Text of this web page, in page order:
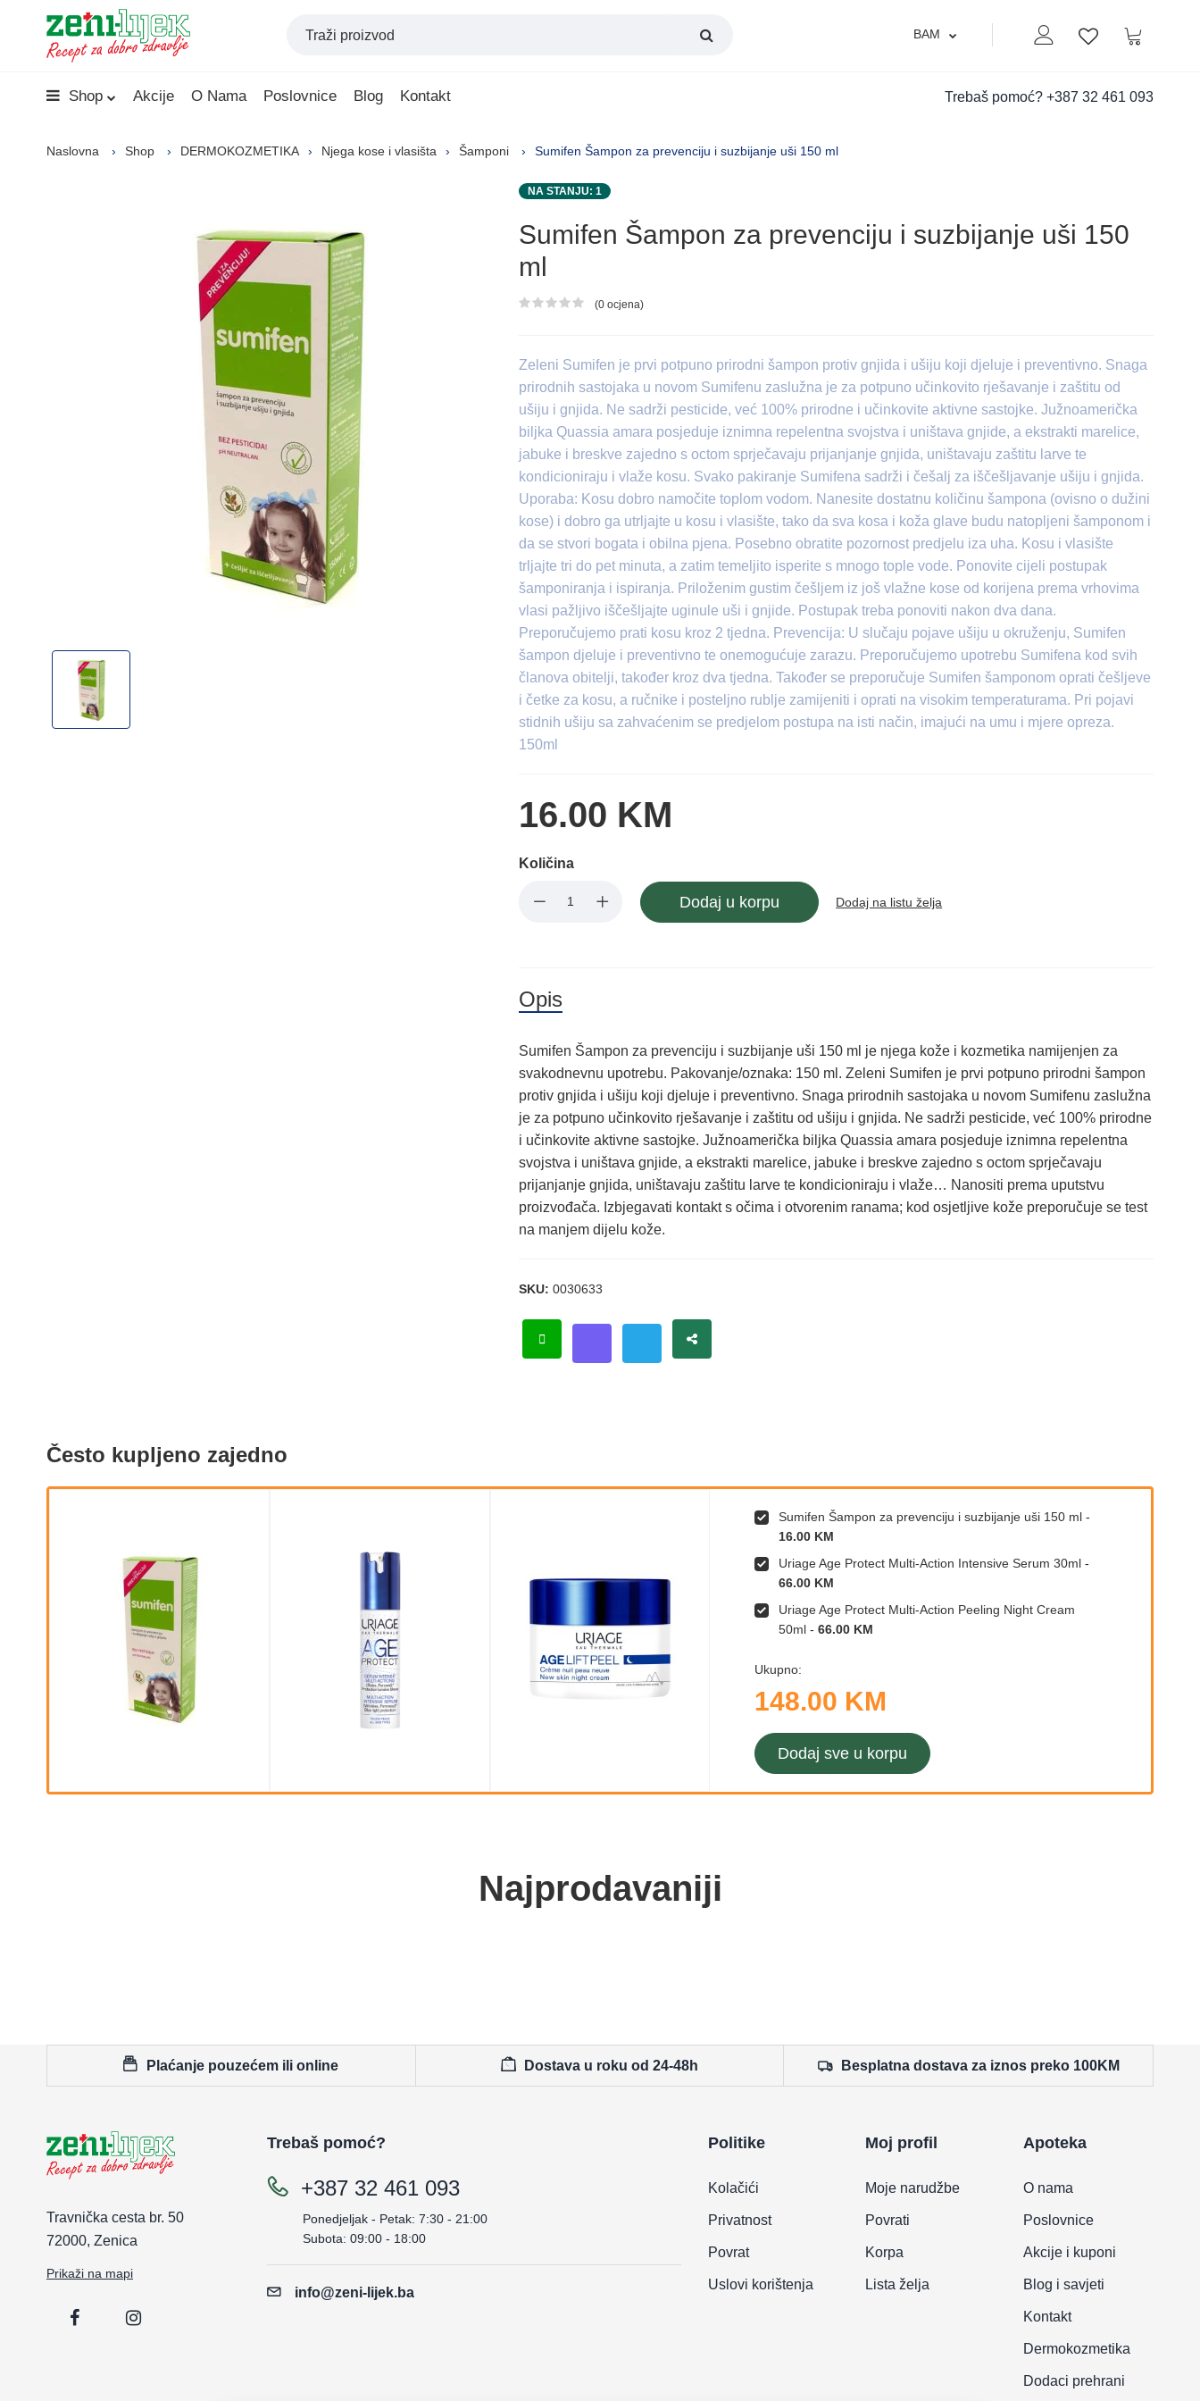
Moj nalogLista zelja
Korpa
BAM
Shop Akcije O Nama Poslovnice Blog Kontakt Trebaš pomoć? +387 32 461 093
Naslovna Shop DERMOKOZMETIKA Njega kose i vlasišta Šamponi Sumifen Šampon za prevenciju i suzbijanje uši 150 ml
NA STANJU: 1
Sumifen Šampon za prevenciju i suzbijanje uši 150
ml
Ocjena proizvoda
(0 ocjena)
Zeleni Sumifen je prvi potpuno prirodni šampon protiv gnjida i ušiju koji djeluje i preventivno. Snaga
prirodnih sastojaka u novom Sumifenu zaslužna je za potpuno učinkovito rješavanje i zaštitu od
ušiju i gnjida. Ne sadrži pesticide, već 100% prirodne i učinkovite aktivne sastojke. Južnoamerička
biljka Quassia amara posjeduje iznimna repelentna svojstva i uništava gnjide, a ekstrakti marelice,
jabuke i breskve zajedno s octom sprječavaju prijanjanje gnjida, uništavaju zaštitu larve te
kondicioniraju i vlaže kosu. Svako pakiranje Sumifena sadrži i češalj za iščešljavanje ušiju i gnjida.
Uporaba: Kosu dobro namočite toplom vodom. Nanesite dostatnu količinu šampona (ovisno o dužini
kose) i dobro ga utrljajte u kosu i vlasište, tako da sva kosa i koža glave budu natopljeni šamponom i
da se stvori bogata i obilna pjena. Posebno obratite pozornost predjelu iza uha. Kosu i vlasište
trljajte tri do pet minuta, a zatim temeljito isperite s mnogo tople vode. Ponovite cijeli postupak
šamponiranja i ispiranja. Priloženim gustim češljem iz još vlažne kose od korijena prema vrhovima
vlasi pažljivo iščešljajte uginule uši i gnjide. Postupak treba ponoviti nakon dva dana.
Preporučujemo prati kosu kroz 2 tjedna. Prevencija: U slučaju pojave ušiju u okruženju, Sumifen
šampon djeluje i preventivno te onemogućuje zarazu. Preporučujemo upotrebu Sumifena kod svih
članova obitelji, također kroz dva tjedna. Također se preporučuje Sumifen šamponom oprati češljeve
i četke za kosu, a ručnike i posteljno rublje zamijeniti i oprati na visokim temperaturama. Pri pojavi
stidnih ušiju sa zahvaćenim se predjelom postupa na isti način, imajući na umu i mjere opreza.
150ml
16.00 KM
Količina
Dodaj u korpu Dodaj na listu želja
Opis
Sumifen Šampon za prevenciju i suzbijanje uši 150 ml je njega kože i kozmetika namijenjen za
svakodnevnu upotrebu. Pakovanje/oznaka: 150 ml. Zeleni Sumifen je prvi potpuno prirodni šampon
protiv gnjida i ušiju koji djeluje i preventivno. Snaga prirodnih sastojaka u novom Sumifenu zaslužna
je za potpuno učinkovito rješavanje i zaštitu od ušiju i gnjida. Ne sadrži pesticide, već 100% prirodne
i učinkovite aktivne sastojke. Južnoamerička biljka Quassia amara posjeduje iznimna repelentna
svojstva i uništava gnjide, a ekstrakti marelice, jabuke i breskve zajedno s octom sprječavaju
prijanjanje gnjida, uništavaju zaštitu larve te kondicioniraju i vlaže… Nanositi prema uputstvu
proizvođača. Izbjegavati kontakt s očima i otvorenim ranama; kod osjetljive kože preporučuje se test
na manjem dijelu kože.
SKU:0030633
Često kupljeno zajedno
Sumifen Šampon za prevenciju i suzbijanje uši 150 ml -
16.00 KM
Uriage Age Protect Multi-Action Intensive Serum 30ml -
66.00 KM
Uriage Age Protect Multi-Action Peeling Night Cream
50ml -66.00 KM
Ukupno:
148.00 KM
Dodaj sve u korpu
Najprodavaniji
Plaćanje pouzećem ili online Dostava u roku od 24-48h Besplatna dostava za iznos preko 100KM
Travnička cesta br. 50
72000, Zenica
Prikaži na mapi
Trebaš pomoć?
+387 32 461 093
Ponedjeljak - Petak: 7:30 - 21:00
Subota: 09:00 - 18:00
info@zeni-lijek.ba
Politike
Kolačići
Privatnost
Povrat
Uslovi korištenja
Moj profil
Moje narudžbe
Povrati
Korpa
Lista želja
Apoteka
O nama
Poslovnice
Akcije i kuponi
Blog i savjeti
Kontakt
Dermokozmetika
Dodaci prehrani